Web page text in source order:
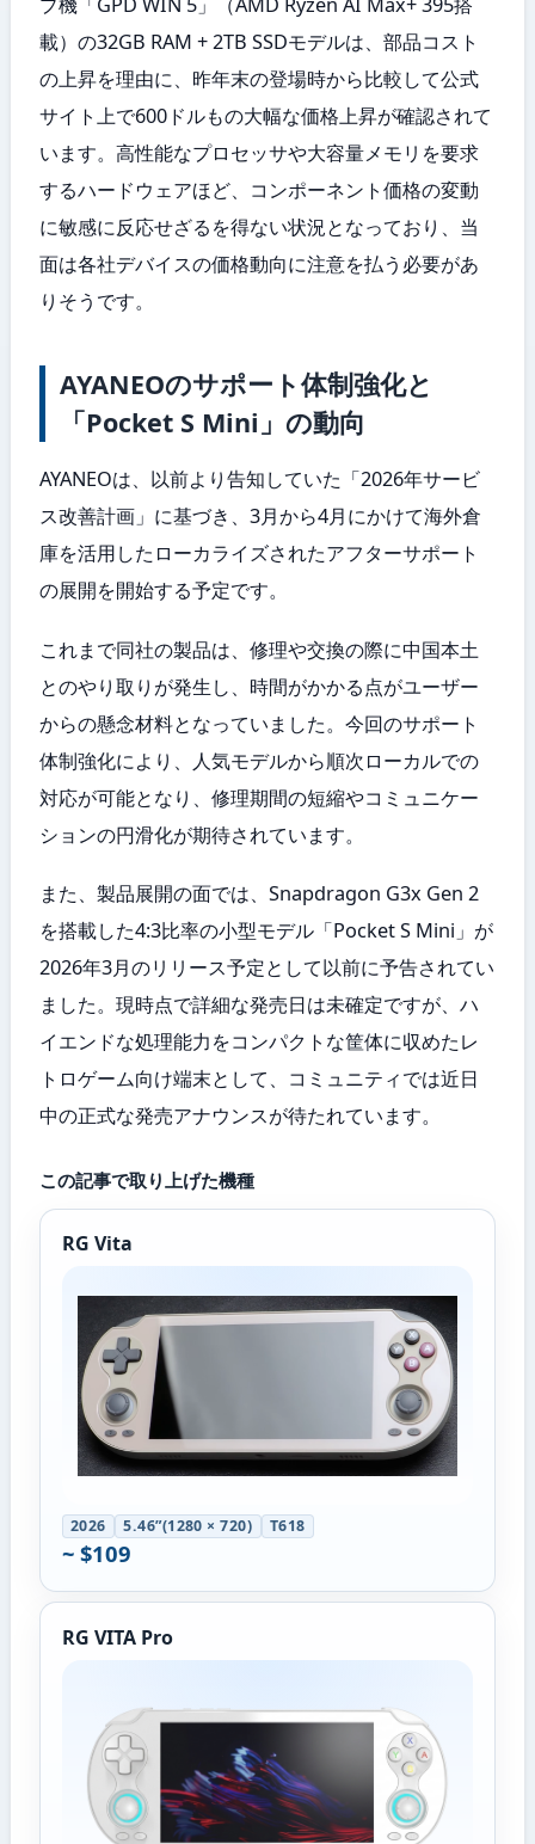
載）の32GB RAM + 2TB SSDモデルは、部品コスト
の上昇を理由に、昨年末の登場時から比較して公式
サイト上で600ドルもの大幅な価格上昇が確認されて
います。高性能なプロセッサや大容量メモリを要求
するハードウェアほど、コンポーネント価格の変動
に敏感に反応せざるを得ない状況となっており、当
面は各社デバイスの価格動向に注意を払う必要があ
りそうです。
AYANEOのサポート体制強化と
「Pocket S Mini」の動向
AYANEOは、以前より告知していた「2026年サービ
ス改善計画」に基づき、3月から4月にかけて海外倉
庫を活用したローカライズされたアフターサポート
の展開を開始する予定です。
これまで同社の製品は、修理や交換の際に中国本土
とのやり取りが発生し、時間がかかる点がユーザー
からの懸念材料となっていました。今回のサポート
体制強化により、人気モデルから順次ローカルでの
対応が可能となり、修理期間の短縮やコミュニケー
ションの円滑化が期待されています。
また、製品展開の面では、Snapdragon G3x Gen 2
を搭載した4:3比率の小型モデル「Pocket S Mini」が
2026年3月のリリース予定として以前に予告されてい
ました。現時点で詳細な発売日は未確定ですが、ハ
イエンドな処理能力をコンパクトな筐体に収めたレ
トロゲーム向け端末として、コミュニティでは近日
中の正式な発売アナウンスが待たれています。
この記事で取り上げた機種
RG Vita
2026 5.46”(1280 × 720) T618
~ $109
RG VITA Pro